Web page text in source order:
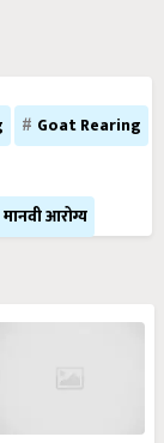
Goat Rearing
आरोग्य